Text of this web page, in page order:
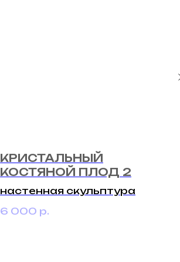
КРИСТАЛЬНЫЙ
КОСТЯНОЙ ПЛОД 2
настенная скульптура
6 000 р.